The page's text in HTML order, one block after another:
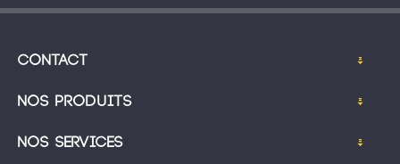
Contact
Nos produits
Nos services